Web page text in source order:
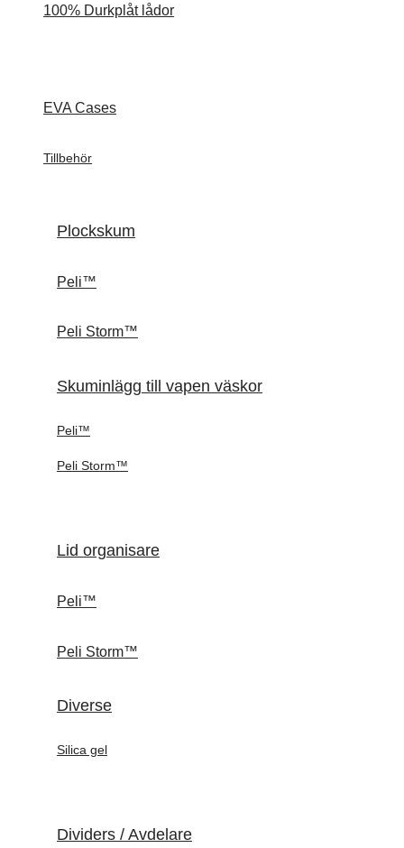
100% Durkplåt lådor
EVA Cases
Tillbehör
Plockskum
Peli™
Peli Storm™
Skuminlägg till vapen väskor
Peli™
Peli Storm™
Lid organisare
Peli™
Peli Storm™
Diverse
Silica gel
Dividers / Avdelare